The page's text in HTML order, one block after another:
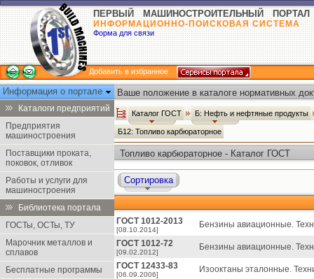
ПЕРВЫЙ МАШИНОСТРОИТЕЛЬНЫЙ ПОРТАЛ
ИНФОРМАЦИОННО-ПОИСКОВАЯ СИСТЕМА
Форма для связи
Добавить в избранное
Информация о портале
Каталоги предприятий
Предприятия
машиностроения
Поставщики проката,
поковок, отливок
Работы и услуги для
машиностроения
Библиотека портала
ГОСТы, ОСТы, ТУ
Марочник металлов и
сплавов
Бесплатные программы
Ваше положение в каталоге нормативных
Каталог ГОСТ Б: Нефть и нефтяные продукты
Б12: Топливо карбюраторное
Топливо карбюраторное - Каталог ГОСТ
Сортировка
ГОСТ 1012-2013
[08.10.2014]
Бензины авиационные.
ГОСТ 1012-72
[09.02.2012]
Бензины авиационные.
ГОСТ 12433-83
[06.09.2006]
Изооктаны эталонные.